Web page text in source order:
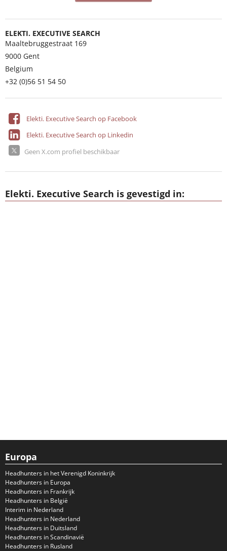
ELEKTI. EXECUTIVE SEARCH
Maaltebruggestraat 169
9000 Gent
Belgium
+32 (0)56 51 54 50
Elekti. Executive Search op Facebook
Elekti. Executive Search op Linkedin
Geen X.com profiel beschikbaar
Elekti. Executive Search is gevestigd in:
Europa
Headhunters in het Verenigd Koninkrijk
Headhunters in Europa
Headhunters in Frankrijk
Headhunters in België
Interim in Nederland
Headhunters in Nederland
Headhunters in Duitsland
Headhunters in Scandinavië
Headhunters in Rusland